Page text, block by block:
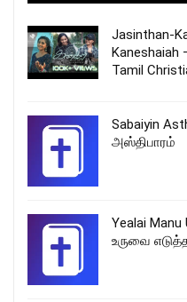
Jasinthan-
Kaneshaiah
Tamil
Sabaiyin
அஸ்திபாரம்
Yealai
உருவை